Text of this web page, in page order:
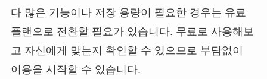
다 많은 기능이나 저장 용량이 필요한 경우는 유료
플랜으로 전환할 필요가 있습니다. 무료로 사용해보
고 자신에게 맞는지 확인할 수 있으므로 부담없이
이용을 시작할 수 있습니다.